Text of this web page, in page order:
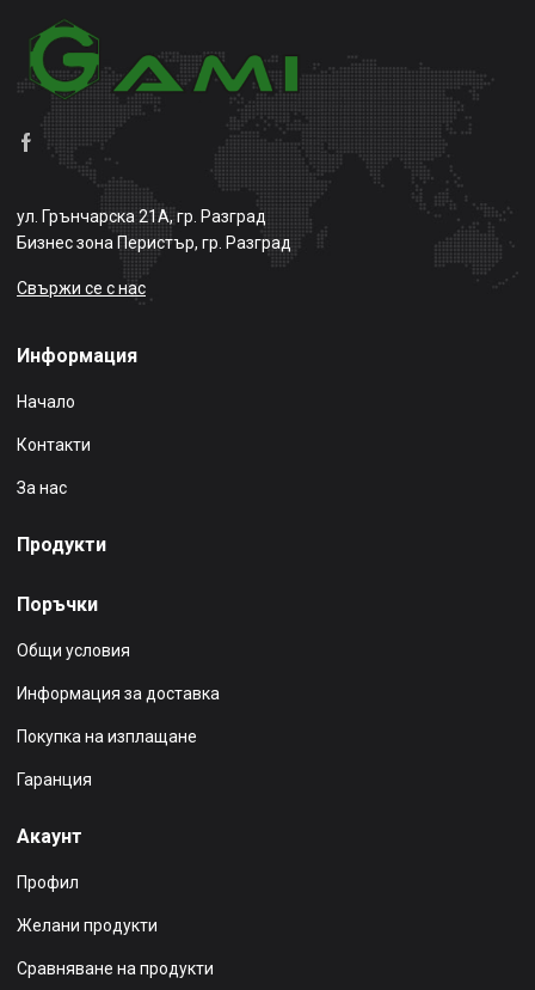
ул. Грънчарска 21А, гр. Разград
Бизнес зона Перистър, гр. Разград
Свържи се с нас
Информация
Начало
Контакти
За нас
Продукти
Поръчки
Общи условия
Информация за доставка
Покупка на изплащане
Гаранция
Акаунт
Профил
Желани продукти
Сравняване на продукти